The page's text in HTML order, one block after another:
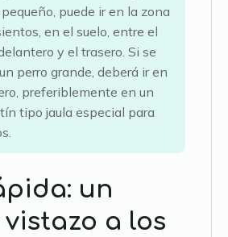
puede ir en la zona
en el suelo, entre el
y el trasero. Si se
perro grande, deberá ir en
preferiblemente en un
tipo jaula especial para
un
a los